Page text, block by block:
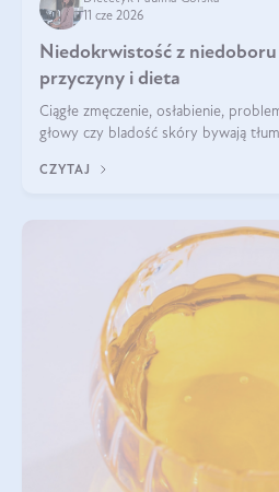
11 cze 2026
Niedokrwistość z niedoboru
przyczyny i dieta
Ciągłe zmęczenie, osłabienie,
głowy czy bladość skóry bywają
może być niedokrwistość z niedoboru
CZYTAJ